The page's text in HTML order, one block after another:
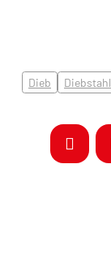
Dieb Diebstahl